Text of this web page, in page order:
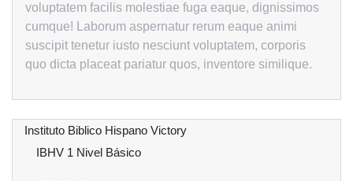
voluptatem facilis molestiae fuga eaque, dignissimos
cumque! Laborum aspernatur rerum eaque animi
suscipit tenetur iusto nesciunt voluptatem, corporis
quo dicta placeat pariatur quos, inventore similique.
Instituto Biblico Hispano Victory
IBHV 1 Nivel Básico